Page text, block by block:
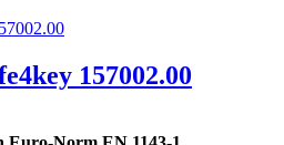
157002.00